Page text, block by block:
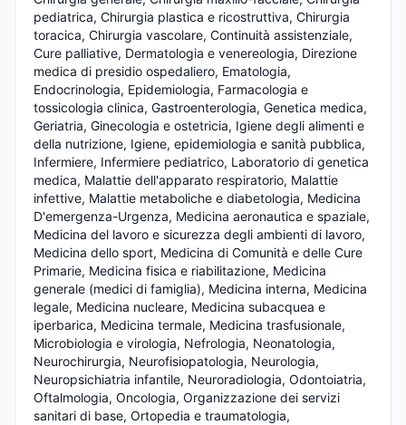
pediatrica, Chirurgia plastica e ricostruttiva, Chirurgia
toracica, Chirurgia vascolare, Continuità assistenziale,
Cure palliative, Dermatologia e venereologia, Direzione
medica di presidio ospedaliero, Ematologia,
Endocrinologia, Epidemiologia, Farmacologia e
tossicologia clinica, Gastroenterologia, Genetica medica,
Geriatria, Ginecologia e ostetricia, Igiene degli alimenti e
della nutrizione, Igiene, epidemiologia e sanità pubblica,
Infermiere, Infermiere pediatrico, Laboratorio di genetica
medica, Malattie dell'apparato respiratorio, Malattie
infettive, Malattie metaboliche e diabetologia, Medicina
D'emergenza-Urgenza, Medicina aeronautica e spaziale,
Medicina del lavoro e sicurezza degli ambienti di lavoro,
Medicina dello sport, Medicina di Comunità e delle Cure
Primarie, Medicina fisica e riabilitazione, Medicina
generale (medici di famiglia), Medicina interna, Medicina
legale, Medicina nucleare, Medicina subacquea e
iperbarica, Medicina termale, Medicina trasfusionale,
Microbiologia e virologia, Nefrologia, Neonatologia,
Neurochirurgia, Neurofisiopatologia, Neurologia,
Neuropsichiatria infantile, Neuroradiologia, Odontoiatria,
Oftalmologia, Oncologia, Organizzazione dei servizi
sanitari di base, Ortopedia e traumatologia,